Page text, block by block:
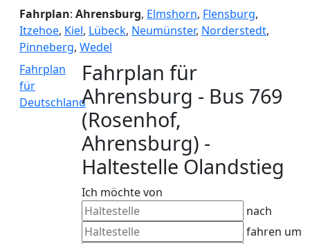
Fahrplan: Ahrensburg, Elmshorn, Flensburg,
Itzehoe, Kiel, Lübeck, Neumünster, Norderstedt,
Pinneberg, Wedel
Fahrplan
für
Deutschland
Fahrplan für
Ahrensburg - Bus 769
(Rosenhof,
Ahrensburg) -
Haltestelle Olandstieg
Ich möchte von
nach
fahren um